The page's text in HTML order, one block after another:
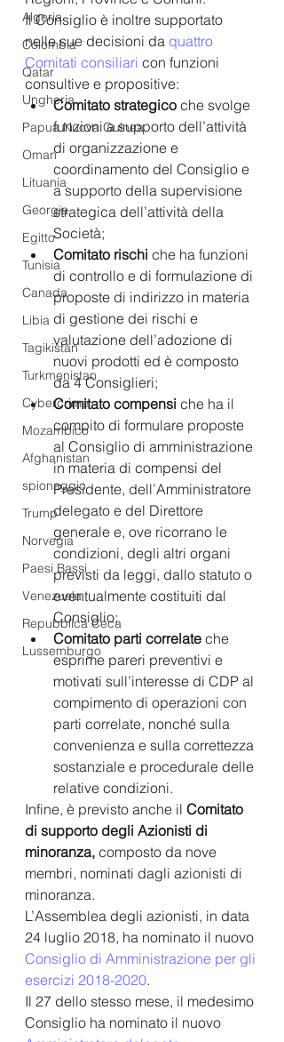
Algeria
Colombia
Qatar
Ungheria
Papua Nuova Guinea
Oman
Lituania
Georgia
Egitto
Tunisia
Canada
Libia
Tagikistan
Turkmenistan
Cybercrime
Mozambico
Afghanistan
spionaggio
Trump
Norvegia
Paesi Bassi
Venezuela
Repubblica Ceca
Lussemburgo
Il Consiglio è inoltre supportato
nelle sue decisioni da quattro
Comitati consiliari con funzioni
consultive e propositive:
Comitato strategico che svolge
funzioni a supporto dell’attività
di organizzazione e
coordinamento del Consiglio e
a supporto della supervisione
strategica dell’attività della
Società;
Comitato rischi che ha funzioni
di controllo e di formulazione di
proposte di indirizzo in materia
di gestione dei rischi e
valutazione dell’adozione di
nuovi prodotti ed è composto
da 4 Consiglieri;
Comitato compensi che ha il
compito di formulare proposte
al Consiglio di amministrazione
in materia di compensi del
Presidente, dell’Amministratore
delegato e del Direttore
generale e, ove ricorrano le
condizioni, degli altri organi
previsti da leggi, dallo statuto o
eventualmente costituiti dal
Consiglio;
Comitato parti correlate che
esprime pareri preventivi e
motivati sull’interesse di CDP al
compimento di operazioni con
parti correlate, nonché sulla
convenienza e sulla correttezza
sostanziale e procedurale delle
relative condizioni.
Infine, è previsto anche il Comitato
di supporto degli Azionisti di
minoranza, composto da nove
membri, nominati dagli azionisti di
minoranza.
L’Assemblea degli azionisti, in data
24 luglio 2018, ha nominato il nuovo
Consiglio di Amministrazione per gli
esercizi 2018-2020.
Il 27 dello stesso mese, il medesimo
Consiglio ha nominato il nuovo